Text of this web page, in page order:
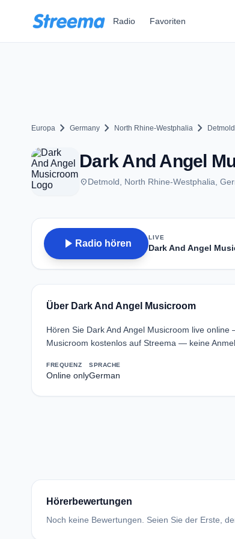
Radio Favoriten
Europa chevron_right Germany chevron_right North Rhine-Westphalia chevron_right Detmold
Dark And Angel
placeDetmold, North Rhine-Westphalia,
play_arrow Radio hören
LIVE
Dark And Angel
Über Dark And Angel Musicroom
Hören Sie Dark And Angel Musicroom live
Musicroom kostenlos auf Streema — keine
FREQUENZ
Online only
SPRACHE
German
Hörerbewertungen
Noch keine Bewertungen. Seien Sie der Erste,